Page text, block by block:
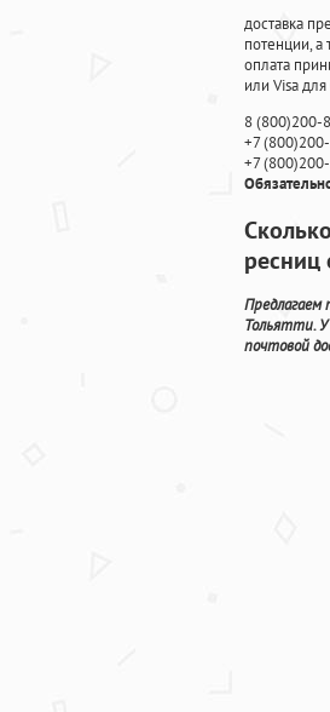
доставка
потенции, а
оплата
или Visa
8(800)200-
+7(800
+7(800
ресниц
Предлагаем
Тольятти.
почтовой